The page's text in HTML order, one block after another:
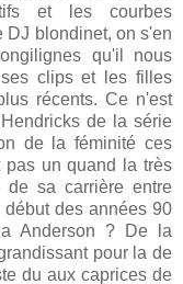
et les courbes
DJ blondinet, on s'en
qu'il nous
clips et les filles
récents. Ce n'est
de la série
de la féminité ces
pas un quand la très
de sa carrière entre
des années 90
Anderson ? De la
pour la de
du aux caprices de